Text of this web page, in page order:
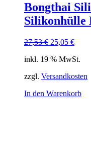
Bongthai
Silikonhülle
27,53€
war:
25,05 €
ist:
inkl. 19 % MwSt.
zzgl. Versandkosten
In den Warenkorb